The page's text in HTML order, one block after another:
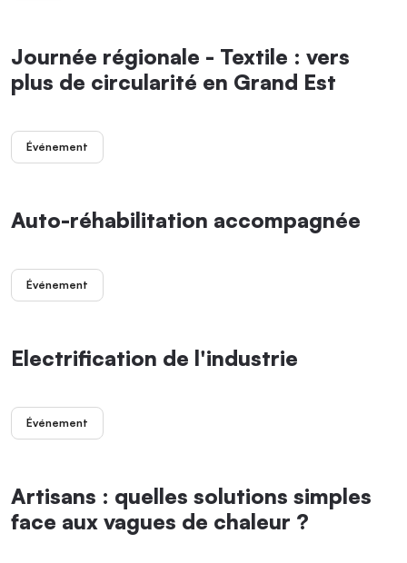
Journée régionale - Textile : vers
plus de circularité en Grand Est
Événement
Auto-réhabilitation accompagnée
Événement
Electrification de l'industrie
Événement
Artisans : quelles solutions simples
face aux vagues de chaleur ?